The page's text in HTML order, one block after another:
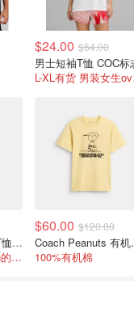
$24.00 $64.00
男士短袖T恤 COC标
L-
Coach 有机棉长袖T恤 经典款
100%有机棉 Coach的长袖这个价很值！
$60.00 $120.00
100%有机棉